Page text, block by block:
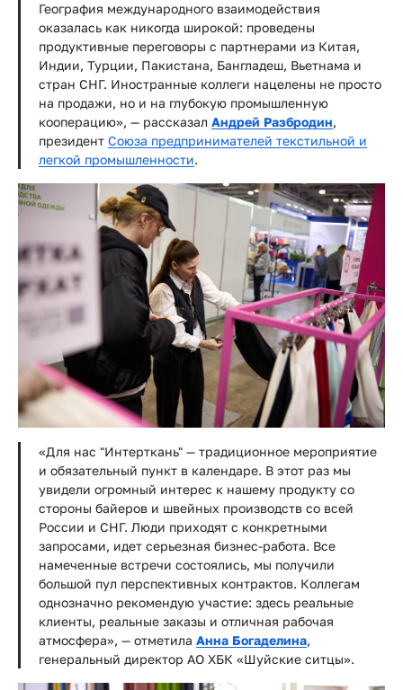
География международного взаимодействия
оказалась как никогда широкой: проведены
продуктивные переговоры с партнерами из Китая,
Индии, Турции, Пакистана, Бангладеш, Вьетнама и
стран СНГ. Иностранные коллеги нацелены не просто
на продажи, но и на глубокую промышленную
кооперацию», — рассказал Андрей Разбродин,
президент Союза предпринимателей текстильной и
легкой промышленности.
«Для нас "Интерткань" — традиционное мероприятие
и обязательный пункт в календаре. В этот раз мы
увидели огромный интерес к нашему продукту со
стороны байеров и швейных производств со всей
России и СНГ. Люди приходят с конкретными
запросами, идет серьезная бизнес-работа. Все
намеченные встречи состоялись, мы получили
большой пул перспективных контрактов. Коллегам
однозначно рекомендую участие: здесь реальные
клиенты, реальные заказы и отличная рабочая
атмосфера», — отметила Анна Богаделина,
генеральный директор АО ХБК «Шуйские ситцы».